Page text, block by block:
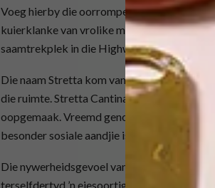
Voeg hierby die oorrompelende geur van
kuierklanke van vrolike mense, en jy
saamtrekplek in die Highway-gebied.
Die naam Stretta kom van die Italiaanse
die ruimte. Stretta Cantina, ’n uitbreiding
oopgemaak. Vreemd genoeg is dit een van
besonder sosiale aandjie is dus gewaarborg.
Die nywerheidsgevoel van die
terselfdertyd ’n eiesoortige gevoel danksy